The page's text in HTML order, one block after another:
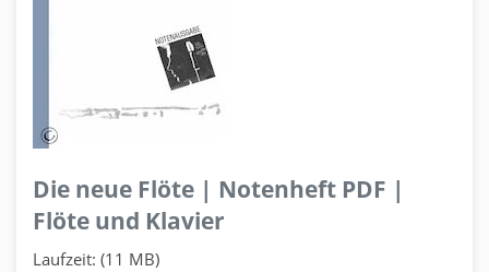
Die neue Flöte | Notenheft PDF |
Flöte und Klavier
Laufzeit: (11 MB)